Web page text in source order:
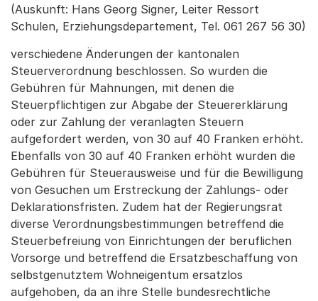
(Auskunft: Hans Georg Signer, Leiter Ressort
Schulen, Erziehungsdepartement, Tel. 061 267 56 30)
verschiedene Änderungen der kantonalen
Steuerverordnung beschlossen. So wurden die
Gebühren für Mahnungen, mit denen die
Steuerpflichtigen zur Abgabe der Steuererklärung
oder zur Zahlung der veranlagten Steuern
aufgefordert werden, von 30 auf 40 Franken erhöht.
Ebenfalls von 30 auf 40 Franken erhöht wurden die
Gebühren für Steuerausweise und für die Bewilligung
von Gesuchen um Erstreckung der Zahlungs- oder
Deklarationsfristen. Zudem hat der Regierungsrat
diverse Verordnungsbestimmungen betreffend die
Steuerbefreiung von Einrichtungen der beruflichen
Vorsorge und betreffend die Ersatzbeschaffung von
selbstgenutztem Wohneigentum ersatzlos
aufgehoben, da an ihre Stelle bundesrechtliche